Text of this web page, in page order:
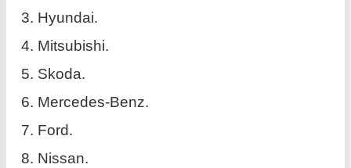
Hyundai.
Mitsubishi.
Skoda.
Mercedes-Benz.
Ford.
Nissan.